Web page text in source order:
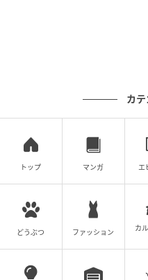
そのため、ご家族の想い
が、時として噛み合わない
しかし、それはどちら
ているという話ではあり
同じように利用者を大切
ば見えるものや感じるこ
介護の現場では、利用
カ
トップ マンガ エ
どうぶつ ファッション
カ